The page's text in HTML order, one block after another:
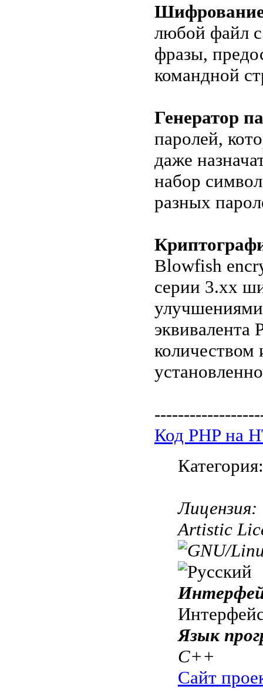
любой файл
фразы,
командной
Генератор
паролей,
даже
набор
разных
Blowfish
серии 3.xx
количеством
Код PHP на
Лицензия:
Artistic
Язык
C++
Сайт